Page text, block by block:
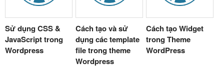
Sử dụng CSS &
JavaScript trong
Wordpress
Cách tạo và sử
dụng các template
file trong theme
Wordpress
Cách tạo Widget
trong Theme
WordPress